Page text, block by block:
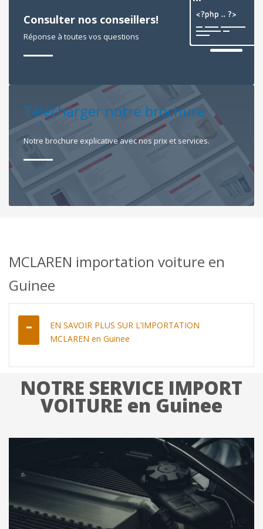
Consulter nos conseillers!
Réponse à toutes vos questions
Télécharger notre brochure
Notre brochure explicative avec nos prix et services.
MCLAREN importation voiture en
Guinee
EN SAVOIR PLUS SUR L’IMPORTATION
MCLAREN en Guinee
NOTRE SERVICE IMPORT
VOITURE en Guinee